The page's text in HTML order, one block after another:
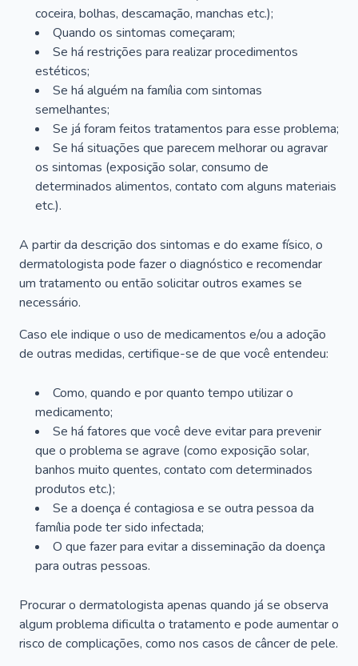
coceira, bolhas, descamação, manchas etc.);
Quando os sintomas começaram;
Se há restrições para realizar procedimentos
estéticos;
Se há alguém na família com sintomas
semelhantes;
Se já foram feitos tratamentos para esse problema;
Se há situações que parecem melhorar ou agravar
os sintomas (exposição solar, consumo de
determinados alimentos, contato com alguns materiais
etc.).
A partir da descrição dos sintomas e do exame físico, o
dermatologista pode fazer o diagnóstico e recomendar
um tratamento ou então solicitar outros exames se
necessário.
Caso ele indique o uso de medicamentos e/ou a adoção
de outras medidas, certifique-se de que você entendeu:
Como, quando e por quanto tempo utilizar o
medicamento;
Se há fatores que você deve evitar para prevenir
que o problema se agrave (como exposição solar,
banhos muito quentes, contato com determinados
produtos etc.);
Se a doença é contagiosa e se outra pessoa da
família pode ter sido infectada;
O que fazer para evitar a disseminação da doença
para outras pessoas.
Procurar o dermatologista apenas quando já se observa
algum problema dificulta o tratamento e pode aumentar o
risco de complicações, como nos casos de câncer de pele.